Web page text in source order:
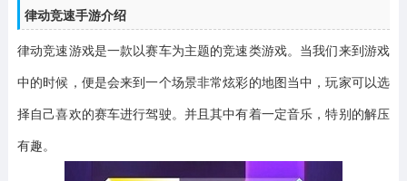
律动竞速手游介绍
律动竞速游戏是一款以赛车为主题的竞速类游戏。当我们来到游戏
中的时候，便是会来到一个场景非常炫彩的地图当中，玩家可以选
择自己喜欢的赛车进行驾驶。并且其中有着一定音乐，特别的解压
有趣。